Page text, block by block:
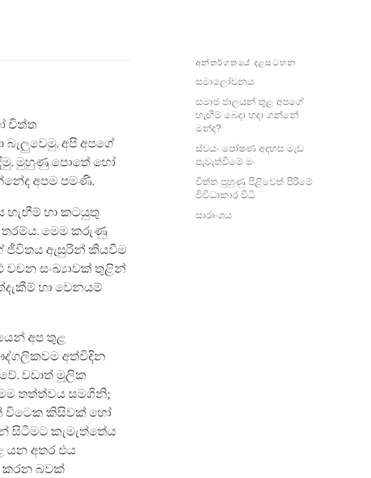
අන්තර්ගතයේ දළසටහන
සමාලෝචනය
සමාජ ජාලයන් තුළ අපගේ
හැඟීම් බෙදා හදා ගන්නේ
මන්ද?
ස්වයං පෝෂණ අදහස මැඩ
පැවැත්වීමේ මං
චිත්ත පුහුණු පිළිවෙත් පිරීමේ
විවිධාකාර විධි
සාරාංශය
චිත්ත
අපි අපගේ
මුහුණු පොතේ හෝ
අපම පමණි.
හැඟීම් හා කටයුතු
තරම්ය. මෙම කරුණු
ජීවිතය ඇසුරින් කියවීම
වචන සංඛ්‍යාවක් තුළින්
හා වෙනයම්
අප තුළ
අත්විඳින
වඩාත් මූලික
තත්ත්වය සමගිනි;
විටෙක කිසිවක් හෝ
සිටීමට කැමැත්තේය
යන අතර එය
කරන බවක්